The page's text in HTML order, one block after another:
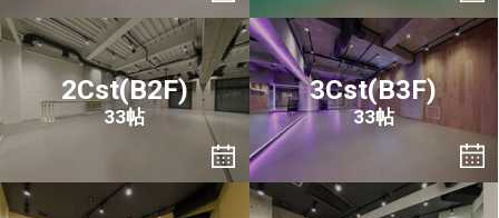
2Cst(B2F)
33帖
3Cst(B3F)
33帖